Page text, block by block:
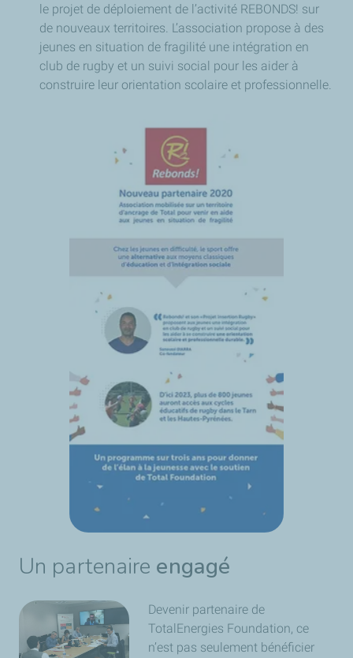
le projet de déploiement de l’activité REBONDS! sur
de nouveaux territoires. L’association propose à des
jeunes en situation de fragilité une intégration en
club de rugby et un suivi social pour les aider à
construire leur orientation scolaire et professionnelle.
Un partenaire engagé
Devenir partenaire de
TotalEnergies Foundation, ce
n’est pas seulement bénéficier